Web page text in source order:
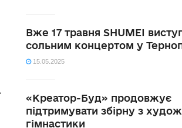
Вже 17 травня SHUMEI
сольним концертом у
15.05.2025
«Креатор-Буд» продовжує
підтримувати збірну з
гімнастики